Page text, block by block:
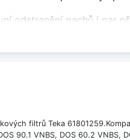
odstranění pachů i par
potrubí. Vzduch je
filtrů Teka
90.1 VNBS, DOS 60.2 VNBS,